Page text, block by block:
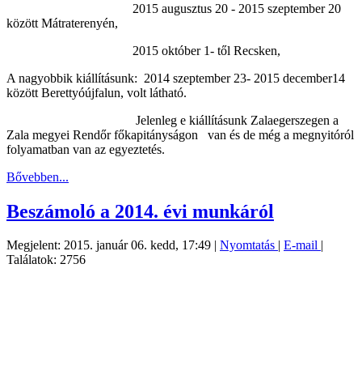
2015 augusztus 20 - 2015 szeptember 20
között Mátraterenyén,
2015 október 1- től Recsken,
A nagyobbik kiállításunk: 2014 szeptember 23- 2015 december14
között Berettyóújfalun, volt látható.
Jelenleg e kiállításunk Zalaegerszegen a
Zala megyei Rendőr főkapitányságon van és de még a megnyitóról
folyamatban van az egyeztetés.
Bővebben...
Beszámoló a 2014. évi munkáról
Megjelent: 2015. január 06. kedd, 17:49 | Nyomtatás | E-mail |
Találatok: 2756